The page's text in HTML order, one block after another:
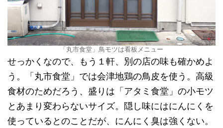
「丸市食堂」鳥モツは看板メニュー
せっかくなので、もう１軒、別の店の味も確かめよ
う。「丸市食堂」では会津地鶏の鳥皮を使う。高級
食材のためだろう、盛りは「アタミ食堂」の小モツ
とあまり変わらないサイズ。隠し味にはにんにくを
使っているとのことだが、にんにく臭は強くない。